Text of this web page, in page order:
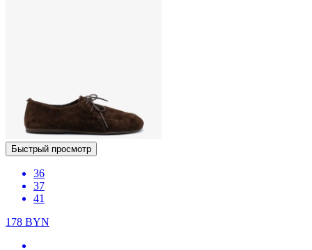
Быстрый просмотр
36
37
41
178 BYN